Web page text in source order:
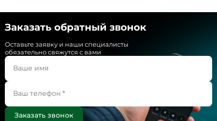
Заказать обратный звонок
Оставьте заявку и наши специалисты
обязательно свяжутся с вами